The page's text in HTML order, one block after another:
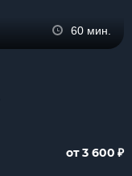
60 мин.
от 3 600 ₽